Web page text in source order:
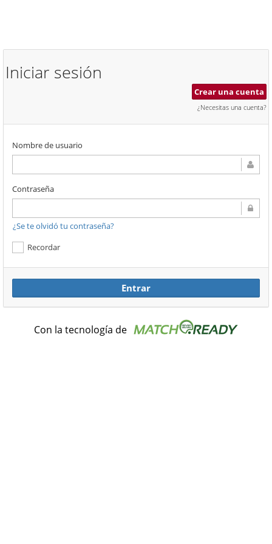
Iniciar sesión
Crear una cuenta
¿Necesitas una cuenta?
Nombre de usuario
Contraseña
¿Se te olvidó tu contraseña?
Recordar
Entrar
Con la tecnología de